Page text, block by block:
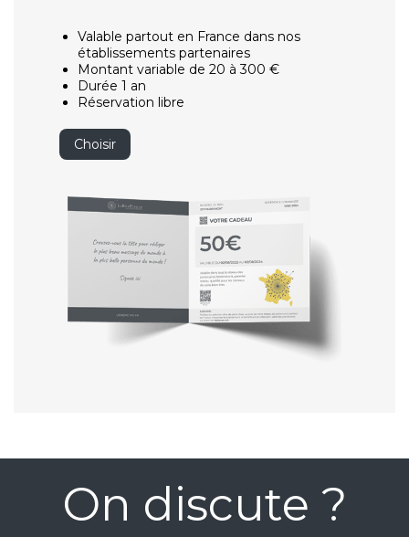
Valable partout en France dans nos
établissements partenaires
Montant variable de 20 à 300 €
Durée 1 an
Réservation libre
Choisir
On discute ?